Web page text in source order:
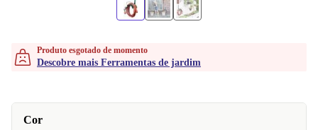
Produto esgotado de momento
Descobre mais Ferramentas de jardim
Cor